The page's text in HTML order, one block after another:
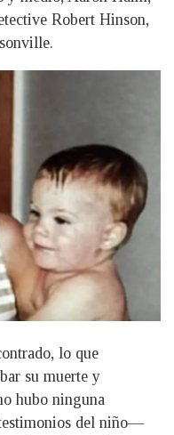
Robert Hinson,
lo que
su muerte y
hubo ninguna
del niño—